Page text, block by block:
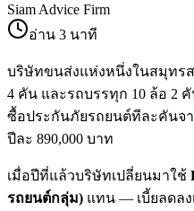
Siam Advice Firm
อ่าน 3 นาที
บริษัทขนส่งแห่งหนึ่งในสมุทร
4 คัน และรถบรรทุก 10 ล้อ 2
ซื้อประกันภัยรถยนต์ทีละคันจ
ปีละ 890,000 บาท
เมื่อปีที่แล้วบริษัทเปลี่ยนมาใช้
รถยนต์กลุ่ม) แทน — เบี้ยลดลง